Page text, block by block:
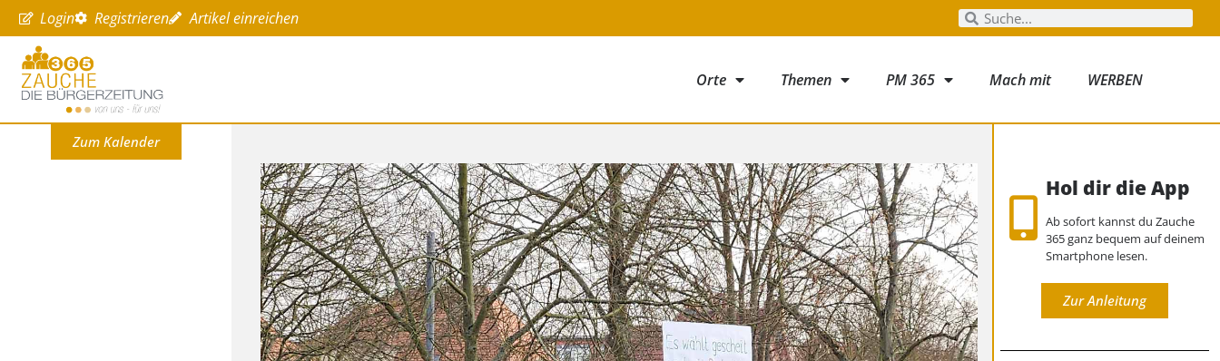
Login Registrieren Artikel einreichen
Orte Themen PM 365 Mach mit WERBEN
Zum Kalender
Hol dir die App
Ab sofort kannst du Zauche
365 ganz bequem auf deinem
Smartphone lesen.
Zur Anleitung